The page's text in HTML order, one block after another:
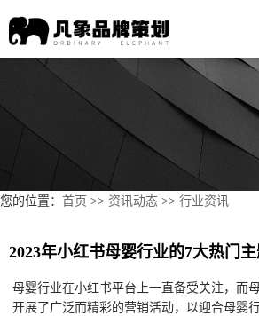
您的位置： 首页 >> 资讯动态 >> 行业资讯
2023年小红书母婴行业的7大热门
母婴行业在小红书平台上一直备受关注，而
开展了广泛而精彩的营销活动，以迎合母婴